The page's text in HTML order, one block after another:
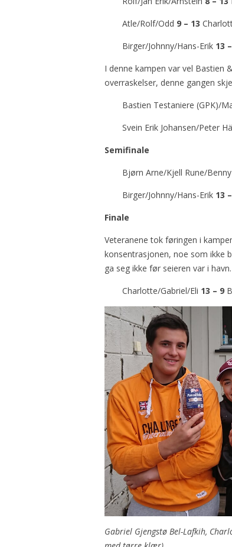
Atle/Rolf/Odd 9 – 13
Birger/Johnny/Hans-Erik 13
I denne kampen var vel Bastien
overraskelser, denne gangen
Bastien Testaniere (GPK)/
Svein Erik Johansen/Peter
Semifinale
Bjørn Arne/Kjell Rune/Benny
Birger/Johnny/Hans-Erik 13
Finale
Veteranene tok føringen i
konsentrasjonen, noe som ikke
ga seg ikke før seieren var i havn.
Charlotte/Gabriel/Eli 13 – 9
Gabriel Gjengstø Bel-Lafkih,